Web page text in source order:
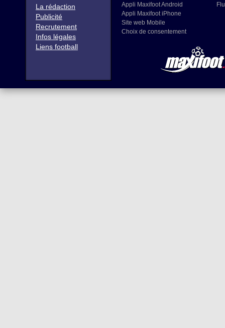
La rédaction
Publicité
Recrutement
Infos légales
Liens football
Appli Maxifoot Android
Appli Maxifoot iPhone
Site web Mobile
Choix de consentement